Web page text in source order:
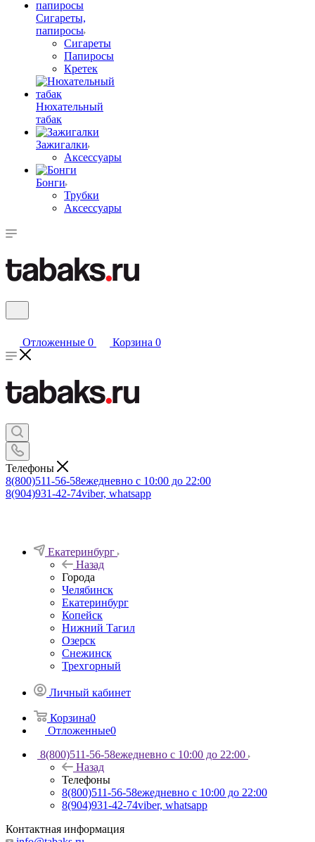
Сигареты,
папиросы
Сигареты
Папиросы
Кретек
Нюхательный
табак
Зажигалки
Аксессуары
Бонги
Трубки
Аксессуары
Отложенные 0 Корзина 0
Телефоны
8(800)511-56-58ежедневно с 10:00 до 22:00
8(904)931-42-74viber, whatsapp
Екатеринбург
Назад
Города
Челябинск
Екатеринбург
Копейск
Нижний Тагил
Озерск
Снежинск
Трехгорный
Личный кабинет
Корзина0
Отложенные0
8(800)511-56-58ежедневно с 10:00 до 22:00
Назад
Телефоны
8(800)511-56-58ежедневно с 10:00 до 22:00
8(904)931-42-74viber, whatsapp
Контактная информация